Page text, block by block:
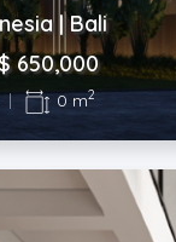
| Bali
650,000
| 0 m2